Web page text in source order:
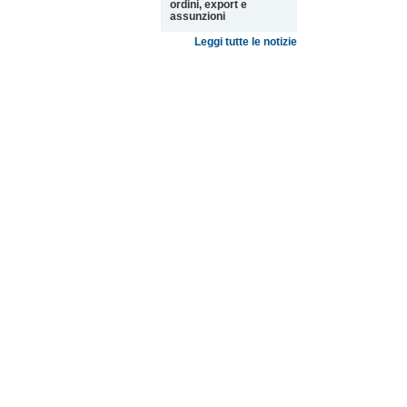
ordini, export e
assunzioni
Leggi tutte le notizie